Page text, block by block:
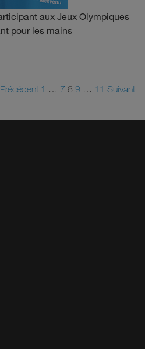
aux Jeux Olympiques
pour les mains
Précédent 1 … 7 8 9 … 11 Suivant